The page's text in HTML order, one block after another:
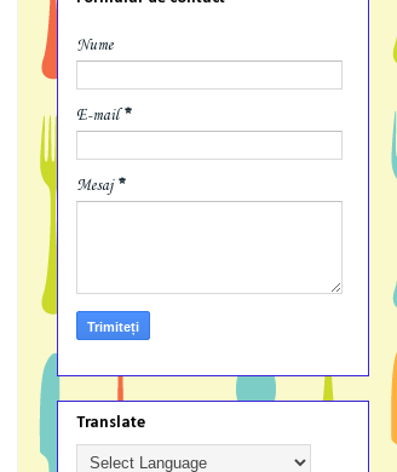
Nume
E-mail *
Mesaj *
Translate